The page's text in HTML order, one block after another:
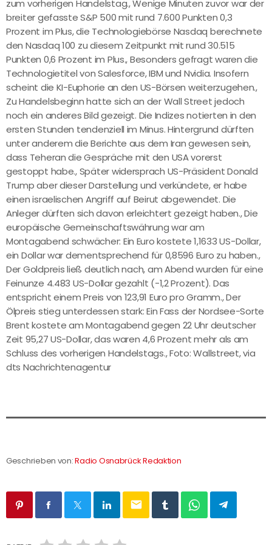
zum vorherigen Handelstag., Wenige Minuten zuvor war der
breiter gefasste S&P 500 mit rund 7.600 Punkten 0,3
Prozent im Plus, die Technologiebörse Nasdaq berechnete
den Nasdaq 100 zu diesem Zeitpunkt mit rund 30.515
Punkten 0,6 Prozent im Plus., Besonders gefragt waren die
Technologietitel von Salesforce, IBM und Nvidia. Insofern
scheint die KI-Euphorie an den US-Börsen weiterzugehen.,
Zu Handelsbeginn hatte sich an der Wall Street jedoch
noch ein anderes Bild gezeigt. Die Indizes notierten in den
ersten Stunden tendenziell im Minus. Hintergrund dürften
unter anderem die Berichte aus dem Iran gewesen sein,
dass Teheran die Gespräche mit den USA vorerst
gestoppt habe., Später widersprach US-Präsident Donald
Trump aber dieser Darstellung und verkündete, er habe
einen israelischen Angriff auf Beirut abgewendet. Die
Anleger dürften sich davon erleichtert gezeigt haben., Die
europäische Gemeinschaftswährung war am
Montagabend schwächer: Ein Euro kostete 1,1633 US-Dollar,
ein Dollar war dementsprechend für 0,8596 Euro zu haben.,
Der Goldpreis ließ deutlich nach, am Abend wurden für eine
Feinunze 4.483 US-Dollar gezahlt (-1,2 Prozent). Das
entspricht einem Preis von 123,91 Euro pro Gramm., Der
Ölpreis stieg unterdessen stark: Ein Fass der Nordsee-Sorte
Brent kostete am Montagabend gegen 22 Uhr deutscher
Zeit 95,27 US-Dollar, das waren 4,6 Prozent mehr als am
Schluss des vorherigen Handelstags., Foto: Wallstreet, via
dts Nachrichtenagentur
Geschrieben von:Radio Osnabrück Redaktion
email